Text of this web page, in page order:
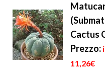
Cactus
Prezzo:
11,26€